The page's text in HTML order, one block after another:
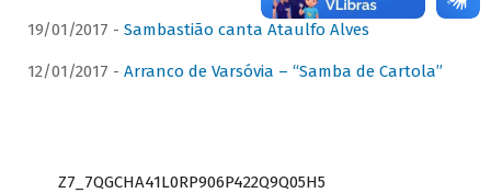
19/01/2017 - Sambastião canta Ataulfo Alves
12/01/2017 - Arranco de Varsóvia – “Samba de Cartola”
Z7_7QGCHA41L0RP906P422Q9Q05H5